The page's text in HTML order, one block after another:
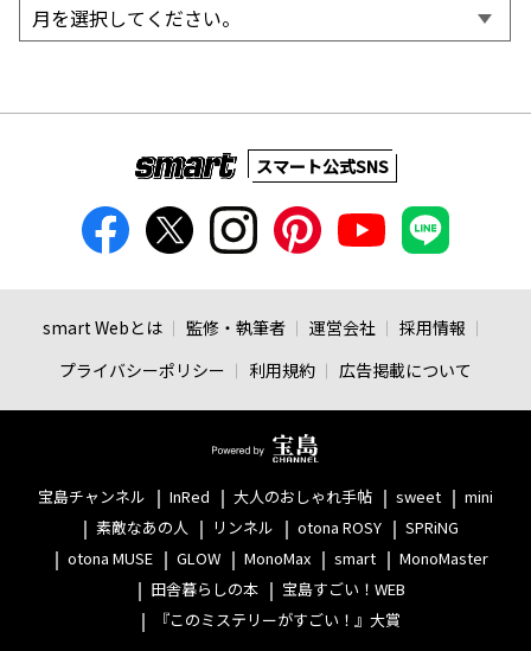
スマート公式SNS
smart Webとは 監修・執筆者 運営会社
採用情報
プライバシーポリシー
利用規約 広告掲載について
宝島チャンネル InRed 大人のおしゃれ手帖 sweet
mini
素敵なあの人
リンネル otona ROSY
SPRiNG
otona MUSE
GLOW MonoMax smart
MonoMaster
田舎暮らしの本
宝島すごい！WEB
『このミステリーがすごい！』大賞